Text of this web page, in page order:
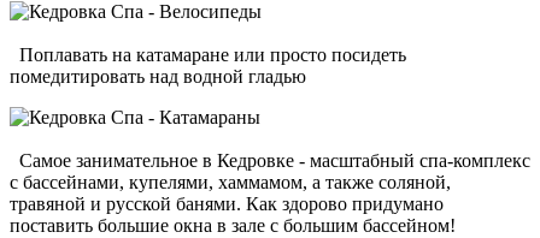
Поплавать на катамаране или просто посидеть
помедитировать над водной гладью
Самое занимательное в Кедровке - масштабный спа-комплекс
с бассейнами, купелями, хаммамом, а также соляной,
травяной и русской банями. Как здорово придумано
поставить большие окна в зале с большим бассейном!